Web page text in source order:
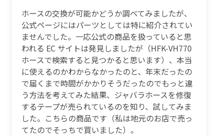
ホースの交換が可能かどうか調べてみましたが、
公式ページにはパーツとしては特に紹介されてい
ませんでした。一応公式の商品を扱っていると思
われる EC サイトは発見しましたが（HFK-VH770
ホースで検索すると見つかると思います）、本当
に使えるのかわからなかったのと、年末だったの
で届くまで時間がかかりそうだったのでもっと違
う方法を考えてみた結果、ジャバラホースを修復
するテープが売られているのを知り、試してみま
した。こちらの商品です（私は地元のお店で売っ
てたのでそっちで買いました）。